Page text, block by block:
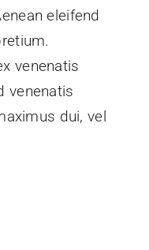
eleifend
venenatis
venenatis
dui, vel